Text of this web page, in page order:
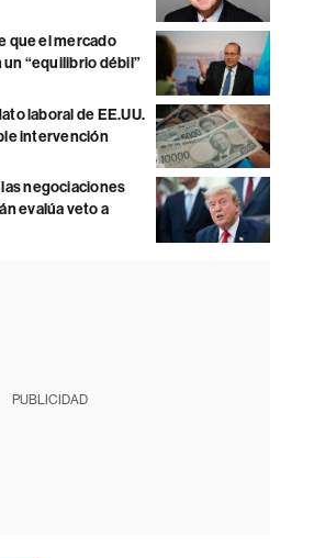
que el mercado
un “equilibrio débil”
laboral de EE.UU.
intervención
negociaciones
evalúa veto a
PUBLICIDAD